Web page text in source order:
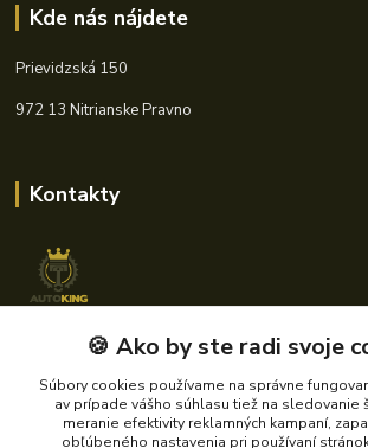
Kde nás nájdete
Prievidzská 150
972 13 Nitrianske Pravno
Kontakty
+421 940 621 185
info@autoking.sk
🍪 Ako by ste radi svoje
Súbory cookies používame na správne
av prípade vášho súhlasu tiež na sledovanie
meranie efektivity reklamných kampaní,
obľúbeného nastavenia pri používaní